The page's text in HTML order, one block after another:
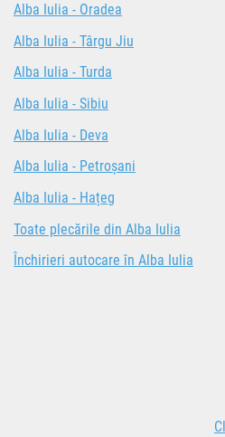
Alba Iulia - Oradea
Alba Iulia - Târgu Jiu
Alba Iulia - Turda
Alba Iulia - Sibiu
Alba Iulia - Deva
Alba Iulia - Petroșani
Alba Iulia - Hațeg
Toate plecările din Alba Iulia
Închirieri autocare în Alba Iulia